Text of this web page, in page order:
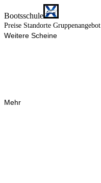
Bootsschule
Preise Standorte Gruppenangebot
Weitere Scheine
Mehr